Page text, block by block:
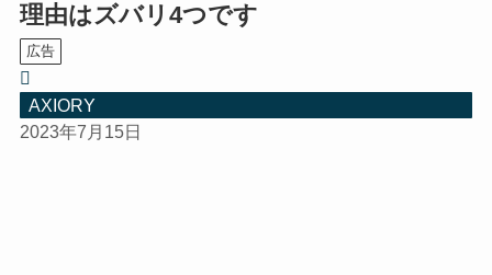
理由はズバリ4つです
広告
AXIORY
2023年7月15日